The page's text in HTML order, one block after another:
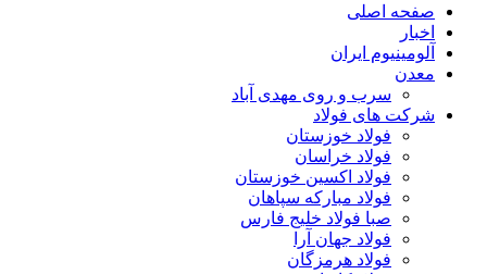
صفحه اصلی
اخبار
آلومینیوم ایران
معدن
سرب و روی مهدی آباد
شرکت های فولاد
فولاد خوزستان
فولاد خراسان
فولاد اکسین خوزستان
فولاد مبارکه سپاهان
صبا فولاد خلیج فارس
فولاد جهان آرا
فولاد هرمزگان